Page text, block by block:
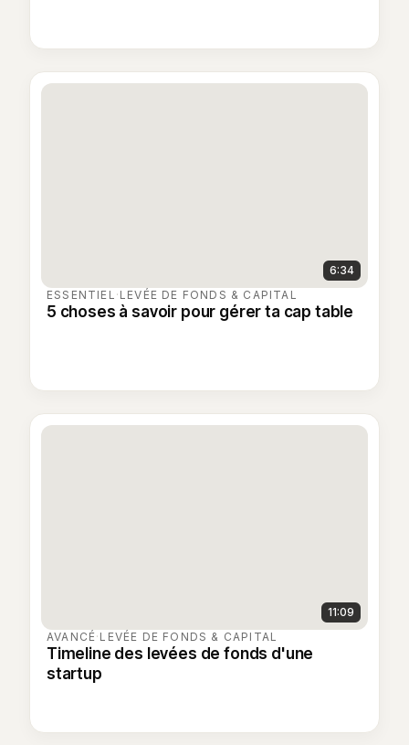
6:34
ESSENTIEL · LEVÉE DE FONDS & CAPITAL
5 choses à savoir pour gérer ta cap table
11:09
AVANCÉ · LEVÉE DE FONDS & CAPITAL
Timeline des levées de fonds d'une
startup